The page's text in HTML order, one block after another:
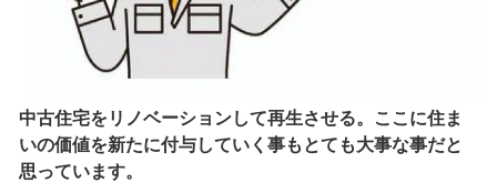
中古住宅をリノベーションして再生させる。ここに住ま
いの価値を新たに付与していく事もとても大事な事だと
思っています。